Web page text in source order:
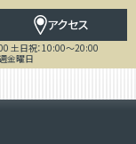
アクセス
土日祝：10:00～20:00
金曜日